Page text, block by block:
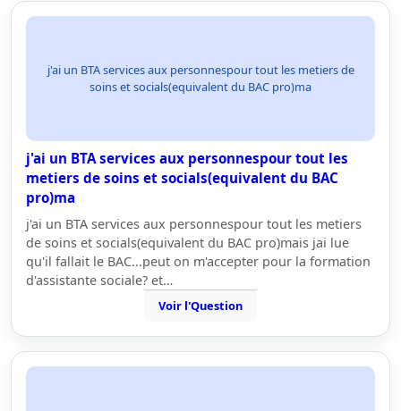
j'ai un BTA services aux personnespour tout les metiers de
soins et socials(equivalent du BAC pro)ma
j'ai un BTA services aux personnespour tout les
metiers de soins et socials(equivalent du BAC
pro)ma
j'ai un BTA services aux personnespour tout les metiers
de soins et socials(equivalent du BAC pro)mais jai lue
qu'il fallait le BAC...peut on m'accepter pour la formation
d'assistante sociale? et…
Voir l'Question